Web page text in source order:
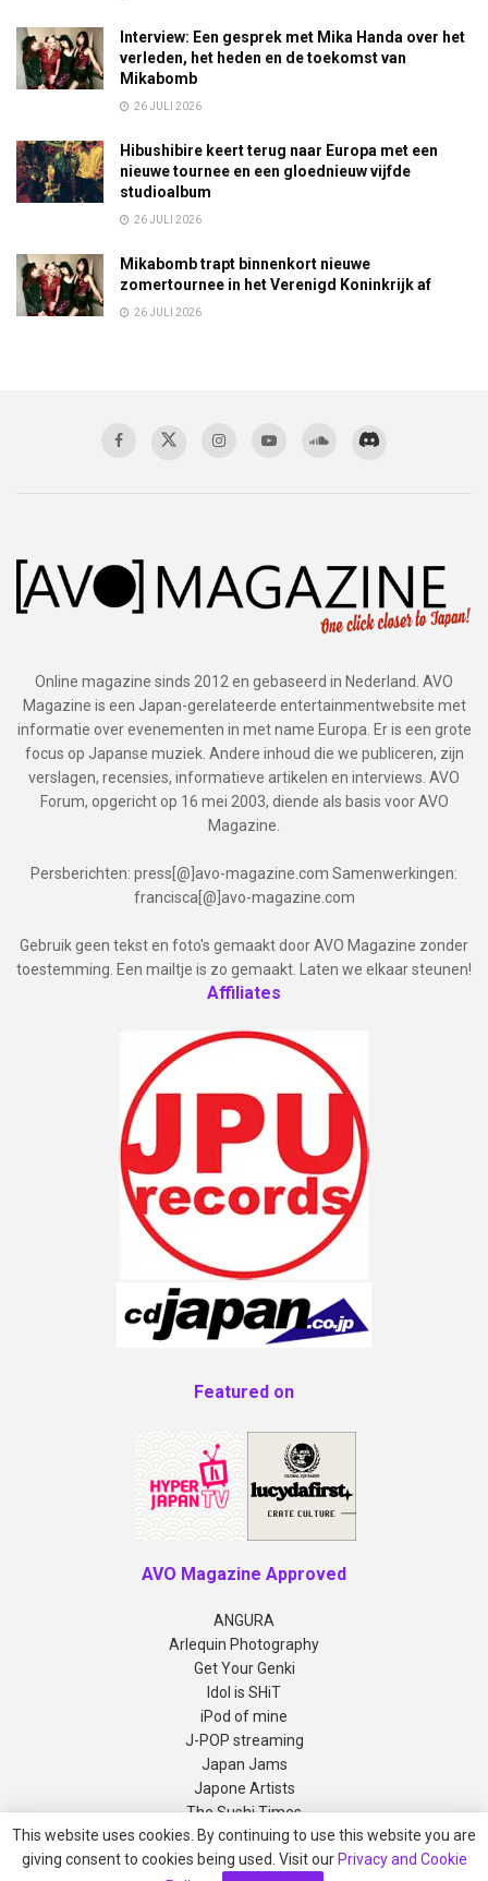
Interview: Een gesprek met Mika Handa over het
verleden, het heden en de toekomst van
Mikabomb
26 JULI 2026
Hibushibire keert terug naar Europa met een
nieuwe tournee en een gloednieuw vijfde
studioalbum
26 JULI 2026
Mikabomb trapt binnenkort nieuwe
zomertournee in het Verenigd Koninkrijk af
26 JULI 2026
Online magazine sinds 2012 en gebaseerd in Nederland. AVO
Magazine is een Japan-gerelateerde entertainmentwebsite met
informatie over evenementen in met name Europa. Er is een grote
focus op Japanse muziek. Andere inhoud die we publiceren, zijn
verslagen, recensies, informatieve artikelen en interviews. AVO
Forum, opgericht op 16 mei 2003, diende als basis voor AVO
Magazine.
Persberichten: press[@]avo-magazine.com Samenwerkingen:
francisca[@]avo-magazine.com
Gebruik geen tekst en foto's gemaakt door AVO Magazine zonder
toestemming. Een mailtje is zo gemaakt. Laten we elkaar steunen!
Affiliates
Featured on
AVO Magazine Approved
ANGURA
Arlequin Photography
Get Your Genki
Idol is SHiT
iPod of mine
J-POP streaming
Japan Jams
Japone Artists
The Sushi Times
Copyright © 2012-2026 AVO Magazine
This website uses cookies. By continuing to use this website you are
giving consent to cookies being used. Visit our Privacy and Cookie